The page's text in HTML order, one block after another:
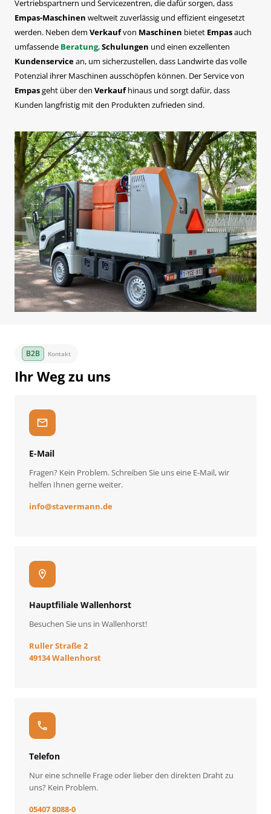
Vertriebspartnern und Servicezentren, die dafür sorgen, dass
Empas-Maschinen weltweit zuverlässig und effizient eingesetzt
werden. Neben dem Verkaufvon Maschinen bietet Empasauch
umfassende Beratung,Schulungen und einen exzellenten
Kundenservicean, um sicherzustellen, dass Landwirte das volle
Potenzial ihrer Maschinen ausschöpfen können. Der Service von
Empasgeht über den Verkaufhinaus und sorgt dafür, dass
Kunden langfristig mit den Produkten zufrieden sind.
Kontakt
Ihr Weg zu uns
mail
E-Mail
Fragen? Kein Problem. Schreiben Sie uns eine E-Mail, wir
helfen Ihnen gerne weiter.
info@stavermann.de
location_on
Hauptfiliale Wallenhorst
Besuchen Sie uns in Wallenhorst!
Ruller Straße 2
49134 Wallenhorst
call
Telefon
Nur eine schnelle Frage oder lieber den direkten Draht zu
uns? Kein Problem.
05407 8088-0